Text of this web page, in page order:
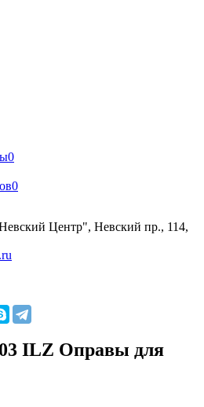
0
0
Центр", Невский пр., 114,
ILZ Оправы для